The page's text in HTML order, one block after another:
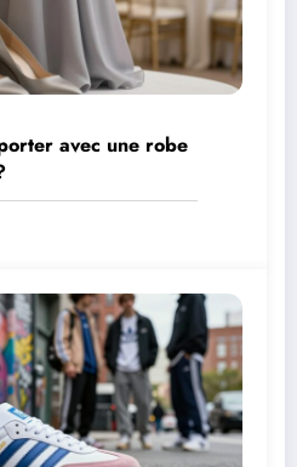
avec une robe